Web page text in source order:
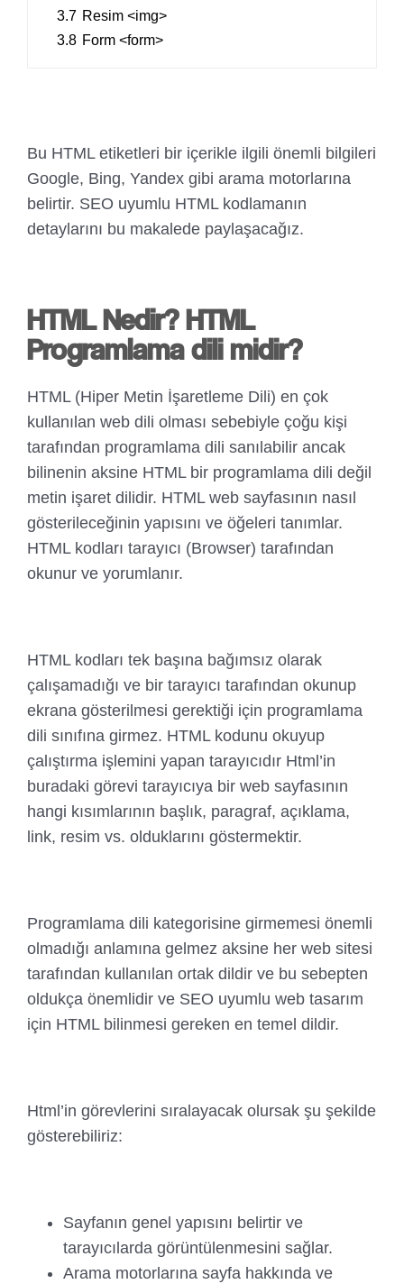
3.7 Resim <img>
3.8 Form <form>
Bu HTML etiketleri bir içerikle ilgili önemli bilgileri
Google, Bing, Yandex gibi arama motorlarına
belirtir. SEO uyumlu HTML kodlamanın
detaylarını bu makalede paylaşacağız.
HTML Nedir? HTML
Programlama dili midir?
HTML (Hiper Metin İşaretleme Dili) en çok
kullanılan web dili olması sebebiyle çoğu kişi
tarafından programlama dili sanılabilir ancak
bilinenin aksine HTML bir programlama dili değil
metin işaret dilidir. HTML web sayfasının nasıl
gösterileceğinin yapısını ve öğeleri tanımlar.
HTML kodları tarayıcı (Browser) tarafından
okunur ve yorumlanır.
HTML kodları tek başına bağımsız olarak
çalışamadığı ve bir tarayıcı tarafından okunup
ekrana gösterilmesi gerektiği için programlama
dili sınıfına girmez. HTML kodunu okuyup
çalıştırma işlemini yapan tarayıcıdır Html’in
buradaki görevi tarayıcıya bir web sayfasının
hangi kısımlarının başlık, paragraf, açıklama,
link, resim vs. olduklarını göstermektir.
Programlama dili kategorisine girmemesi önemli
olmadığı anlamına gelmez aksine her web sitesi
tarafından kullanılan ortak dildir ve bu sebepten
oldukça önemlidir ve SEO uyumlu web tasarım
için HTML bilinmesi gereken en temel dildir.
Html’in görevlerini sıralayacak olursak şu şekilde
gösterebiliriz:
Sayfanın genel yapısını belirtir ve
tarayıcılarda görüntülenmesini sağlar.
Arama motorlarına sayfa hakkında ve